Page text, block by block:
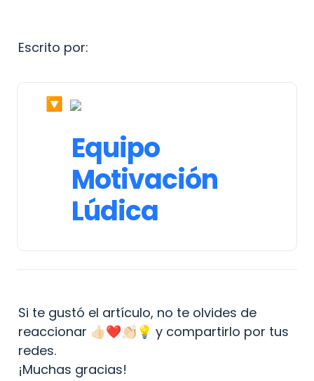
Escrito por:
🔽
Equipo
Motivación
Lúdica
Si te gustó el artículo, no te olvides de
reaccionar 👍🏻❤️👏🏻💡 y compartirlo por tus
redes.
¡Muchas gracias!